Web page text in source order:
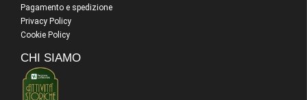
Pagamento e spedizione
Privacy Policy
Cookie Policy
CHI SIAMO